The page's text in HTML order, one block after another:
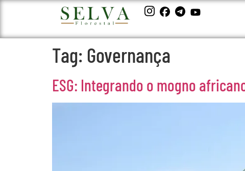
Tag: Governança
ESG: Integrando o mogno